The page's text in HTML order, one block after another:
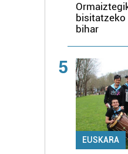
bisitatzeko
bihar
5
EUSKARA